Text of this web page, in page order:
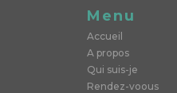
Menu
Accueil
A propos
Qui suis-je
Rendez-voous